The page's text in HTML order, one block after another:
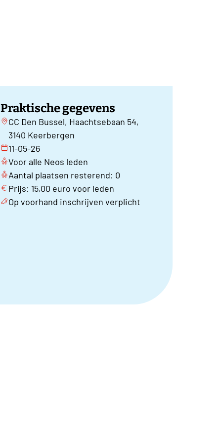
Praktische gegevens
CC Den Bussel, Haachtsebaan 54,
3140 Keerbergen
11-05-26
Voor alle Neos leden
Aantal plaatsen resterend: 0
Prijs: 15,00 euro voor leden
Op voorhand inschrijven verplicht